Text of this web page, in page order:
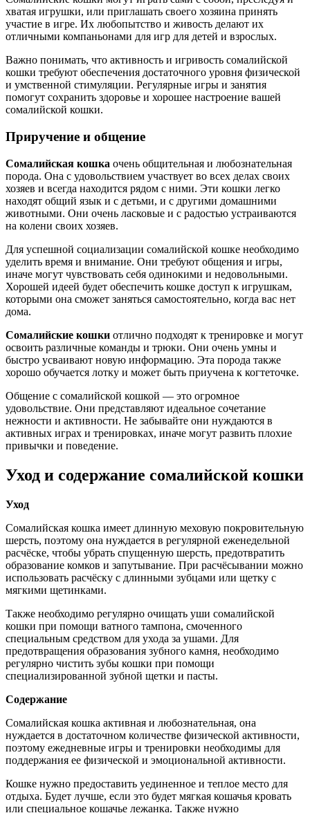
хватая игрушки, или приглашать своего хозяина принять
участие в игре. Их любопытство и живость делают их
отличными компаньонами для игр для детей и взрослых.
Важно понимать, что активность и игривость сомалийской
кошки требуют обеспечения достаточного уровня физической
и умственной стимуляции. Регулярные игры и занятия
помогут сохранить здоровье и хорошее настроение вашей
сомалийской кошки.
Приручение и общение
Сомалийская кошка очень общительная и любознательная
порода. Она с удовольствием участвует во всех делах своих
хозяев и всегда находится рядом с ними. Эти кошки легко
находят общий язык и с детьми, и с другими домашними
животными. Они очень ласковые и с радостью устраиваются
на колени своих хозяев.
Для успешной социализации сомалийской кошке необходимо
уделить время и внимание. Они требуют общения и игры,
иначе могут чувствовать себя одинокими и недовольными.
Хорошей идеей будет обеспечить кошке доступ к игрушкам,
которыми она сможет заняться самостоятельно, когда вас нет
дома.
Сомалийские кошки отлично подходят к тренировке и могут
освоить различные команды и трюки. Они очень умны и
быстро усваивают новую информацию. Эта порода также
хорошо обучается лотку и может быть приучена к когтеточке.
Общение с сомалийской кошкой — это огромное
удовольствие. Они представляют идеальное сочетание
нежности и активности. Не забывайте они нуждаются в
активных играх и тренировках, иначе могут развить плохие
привычки и поведение.
Уход и содержание сомалийской кошки
Уход
Сомалийская кошка имеет длинную меховую покровительную
шерсть, поэтому она нуждается в регулярной еженедельной
расчёске, чтобы убрать спущенную шерсть, предотвратить
образование комков и запутывание. При расчёсывании можно
использовать расчёску с длинными зубцами или щетку с
мягкими щетинками.
Также необходимо регулярно очищать уши сомалийской
кошки при помощи ватного тампона, смоченного
специальным средством для ухода за ушами. Для
предотвращения образования зубного камня, необходимо
регулярно чистить зубы кошки при помощи
специализированной зубной щетки и пасты.
Содержание
Сомалийская кошка активная и любознательная, она
нуждается в достаточном количестве физической активности,
поэтому ежедневные игры и тренировки необходимы для
поддержания ее физической и эмоциональной активности.
Кошке нужно предоставить уединенное и теплое место для
отдыха. Будет лучше, если это будет мягкая кошачья кровать
или специальное кошачье лежанка. Также нужно